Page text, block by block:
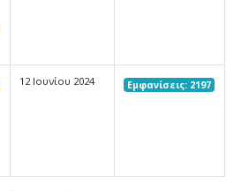
12 Ιουνίου 2024 Εμφανίσεις: 2197